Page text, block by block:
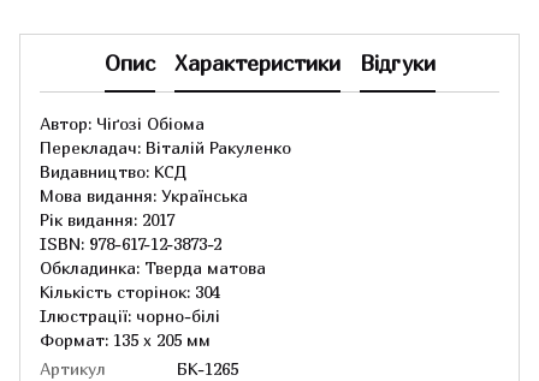
Опис Характеристики Відгуки
Автор: Чіґозі Обіома
Перекладач: Віталій Ракуленко
Видавництво: КСД
Мова видання: Українська
Рік видання: 2017
ISBN: 978-617-12-3873-2
Обкладинка: Тверда матова
Кількість сторінок: 304
Ілюстрації: чорно-білі
Формат: 135 x 205 мм
Артикул
БК-1265